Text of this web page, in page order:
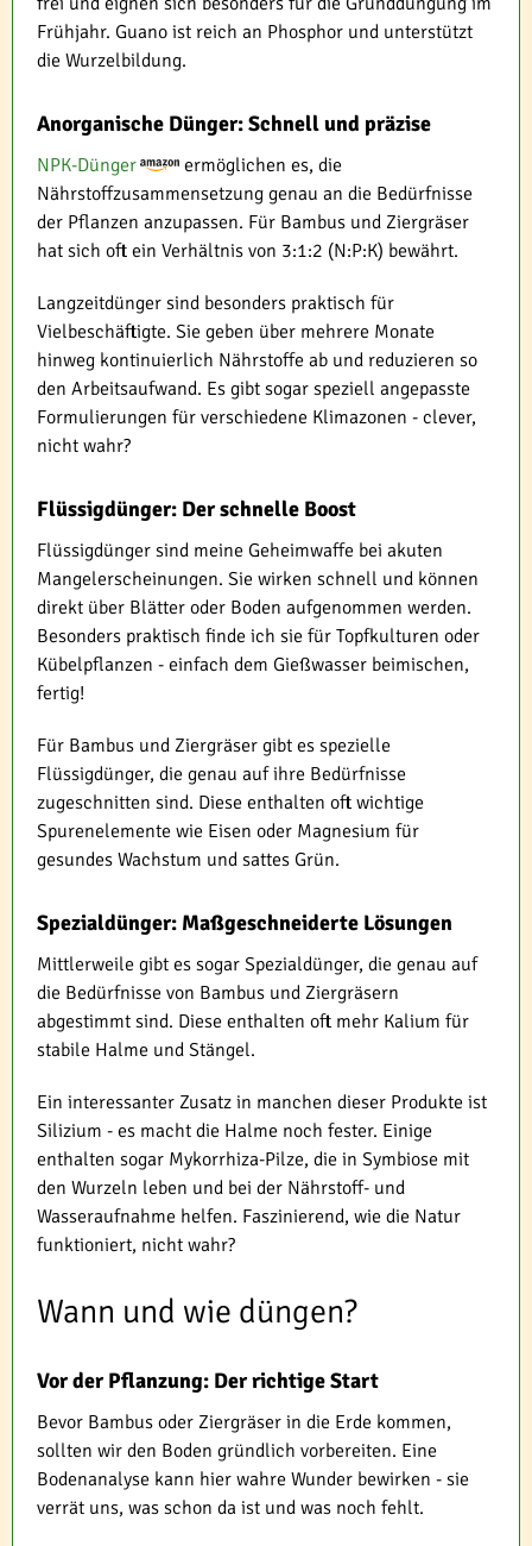
Frühjahr. Guano ist reich an Phosphor und unterstützt
die Wurzelbildung.
Anorganische Dünger: Schnell und präzise
NPK-Dünger
ermöglichen es, die
Nährstoffzusammensetzung genau an die Bedürfnisse
der Pflanzen anzupassen. Für Bambus und Ziergräser
hat sich oft ein Verhältnis von 3:1:2 (N:P:K) bewährt.
Langzeitdünger sind besonders praktisch für
Vielbeschäftigte. Sie geben über mehrere Monate
hinweg kontinuierlich Nährstoffe ab und reduzieren so
den Arbeitsaufwand. Es gibt sogar speziell angepasste
Formulierungen für verschiedene Klimazonen - clever,
nicht wahr?
Flüssigdünger: Der schnelle Boost
Flüssigdünger sind meine Geheimwaffe bei akuten
Mangelerscheinungen. Sie wirken schnell und können
direkt über Blätter oder Boden aufgenommen werden.
Besonders praktisch finde ich sie für Topfkulturen oder
Kübelpflanzen - einfach dem Gießwasser beimischen,
fertig!
Für Bambus und Ziergräser gibt es spezielle
Flüssigdünger, die genau auf ihre Bedürfnisse
zugeschnitten sind. Diese enthalten oft wichtige
Spurenelemente wie Eisen oder Magnesium für
gesundes Wachstum und sattes Grün.
Spezialdünger: Maßgeschneiderte Lösungen
Mittlerweile gibt es sogar Spezialdünger, die genau auf
die Bedürfnisse von Bambus und Ziergräsern
abgestimmt sind. Diese enthalten oft mehr Kalium für
stabile Halme und Stängel.
Ein interessanter Zusatz in manchen dieser Produkte ist
Silizium - es macht die Halme noch fester. Einige
enthalten sogar Mykorrhiza-Pilze, die in Symbiose mit
den Wurzeln leben und bei der Nährstoff- und
Wasseraufnahme helfen. Faszinierend, wie die Natur
funktioniert, nicht wahr?
Wann und wie düngen?
Vor der Pflanzung: Der richtige Start
Bevor Bambus oder Ziergräser in die Erde kommen,
sollten wir den Boden gründlich vorbereiten. Eine
Bodenanalyse kann hier wahre Wunder bewirken - sie
verrät uns, was schon da ist und was noch fehlt.